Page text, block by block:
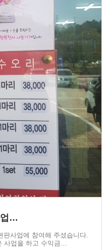
업…
사업에 참여해 주셨습니다.
사업을 하고 수익금…